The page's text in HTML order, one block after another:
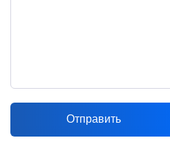
Отправить